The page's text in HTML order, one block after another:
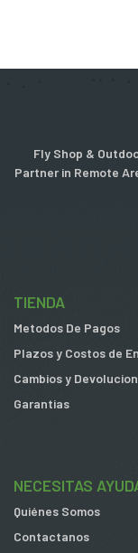
Fly Shop &
Partner in Remote
TIENDA
Metodos De Pagos
Plazos y Costos de
Cambios y
Garantias
NECESITAS
Quiénes Somos
Contactanos